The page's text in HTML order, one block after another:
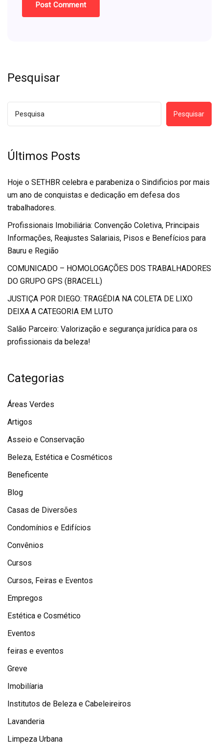
Pesquisar
Pesquisar
Últimos Posts
Hoje o SETHBR celebra e parabeniza o Sindificios por mais
um ano de conquistas e dedicação em defesa dos
trabalhadores.
Profissionais Imobiliária: Convenção Coletiva, Principais
Informações, Reajustes Salariais, Pisos e Benefícios para
Bauru e Região
COMUNICADO – HOMOLOGAÇÕES DOS TRABALHADORES
DO GRUPO GPS (BRACELL)
JUSTIÇA POR DIEGO: TRAGÉDIA NA COLETA DE LIXO
DEIXA A CATEGORIA EM LUTO
Salão Parceiro: Valorização e segurança jurídica para os
profissionais da beleza!
Categorias
Áreas Verdes
Artigos
Asseio e Conservação
Beleza, Estética e Cosméticos
Beneficente
Blog
Casas de Diversões
Condomínios e Edifícios
Convênios
Cursos
Cursos, Feiras e Eventos
Empregos
Estética e Cosmético
Eventos
feiras e eventos
Greve
Imobilíaria
Institutos de Beleza e Cabeleireiros
Lavanderia
Limpeza Urbana